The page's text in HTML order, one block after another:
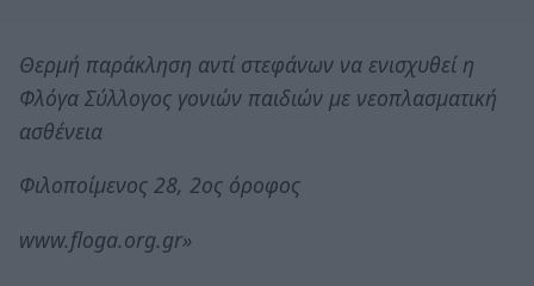
Θερμή παράκληση αντί στεφάνων να ενισχυθεί η
Φλόγα Σύλλογος γονιών παιδιών με νεοπλασματική
ασθένεια
Φιλοποίμενος 28, 2ος όροφος
www.floga.org.gr»